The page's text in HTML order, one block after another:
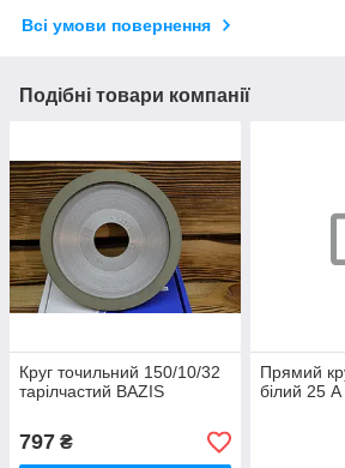
Всі умови повернення
Подібні товари компанії
Круг точильний 150/10/32
тарілчастий BAZIS
797 ₴
Прямий
білий 25